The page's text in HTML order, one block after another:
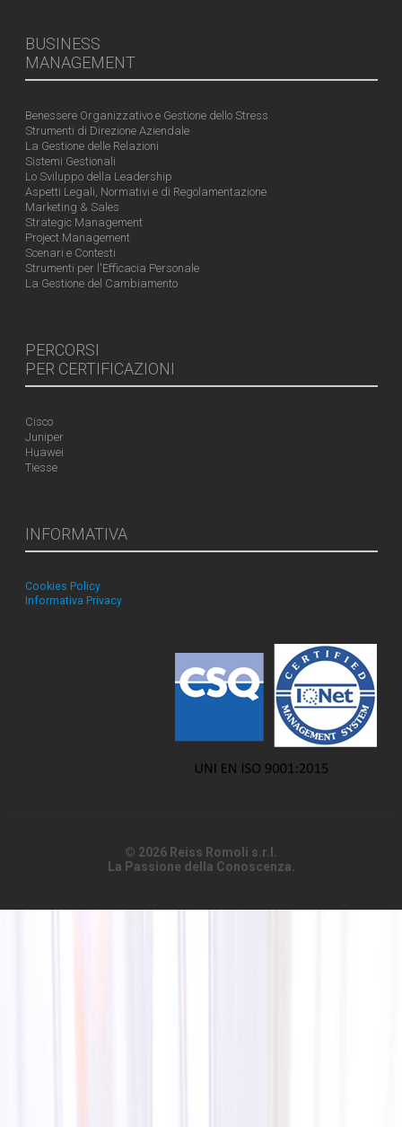
BUSINESS
MANAGEMENT
Benessere Organizzativo e Gestione dello Stress
Strumenti di Direzione Aziendale
La Gestione delle Relazioni
Sistemi Gestionali
Lo Sviluppo della Leadership
Aspetti Legali, Normativi e di Regolamentazione
Marketing & Sales
Strategic Management
Project Management
Scenari e Contesti
Strumenti per l'Efficacia Personale
La Gestione del Cambiamento
PERCORSI
PER CERTIFICAZIONI
Cisco
Juniper
Huawei
Tiesse
INFORMATIVA
Cookies Policy
Informativa Privacy
© 2026 Reiss Romoli s.r.l.
La Passione della Conoscenza.